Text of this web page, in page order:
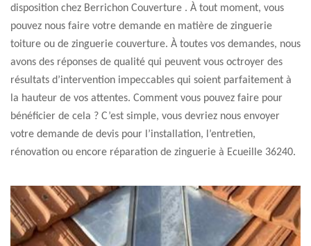
disposition chez Berrichon Couverture . À tout moment, vous
pouvez nous faire votre demande en matière de zinguerie
toiture ou de zinguerie couverture. À toutes vos demandes, nous
avons des réponses de qualité qui peuvent vous octroyer des
résultats d’intervention impeccables qui soient parfaitement à
la hauteur de vos attentes. Comment vous pouvez faire pour
bénéficier de cela ? C’est simple, vous devriez nous envoyer
votre demande de devis pour l’installation, l’entretien,
rénovation ou encore réparation de zinguerie à Ecueille 36240.